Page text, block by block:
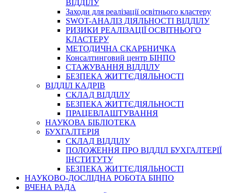
ВІДДІЛУ
Заходи для реалізації освітнього кластеру
SWOT-АНАЛІЗ ДІЯЛЬНОСТІ ВІДДІЛУ
РИЗИКИ РЕАЛІЗАЦІЇ ОСВІТНЬОГО
КЛАСТЕРУ
МЕТОДИЧНА СКАРБНИЧКА
Консалтинговий центр БІНПО
СТАЖУВАННЯ ВІДДІЛУ
БЕЗПЕКА ЖИТТЄДІЯЛЬНОСТІ
ВІДДІЛ КАДРІВ
СКЛАД ВІДДІЛУ
БЕЗПЕКА ЖИТТЄДІЯЛЬНОСТІ
ПРАЦЕВЛАШТУВАННЯ
НАУКОВА БІБЛІОТЕКА
БУХГАЛТЕРІЯ
СКЛАД ВІДДІЛУ
ПОЛОЖЕННЯ ПРО ВІДДІЛ БУХГАЛТЕРІЇ
ІНСТИТУТУ
БЕЗПЕКА ЖИТТЄДІЯЛЬНОСТІ
НАУКОВО-ДОСЛІДНА РОБОТА БІНПО
ВЧЕНА РАДА